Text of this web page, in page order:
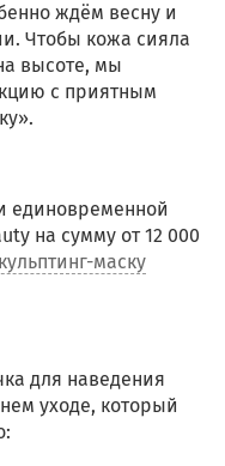
ждём весну и
Чтобы кожа сияла
высоте, мы
с приятным
единовременной
на сумму от 12 000
маску
для наведения
уходе, который